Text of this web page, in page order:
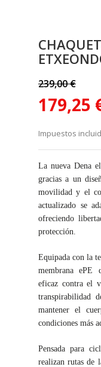
239,00 €
179,25
Impuestos
La nueva Dena
gracias a un
movilidad y el
actualizado se
ofreciendo
protección.
Equipada con la
membrana ePE
eficaz contra el
transpirabilidad
mantener el
condiciones más
Pensada para
realizan rutas de